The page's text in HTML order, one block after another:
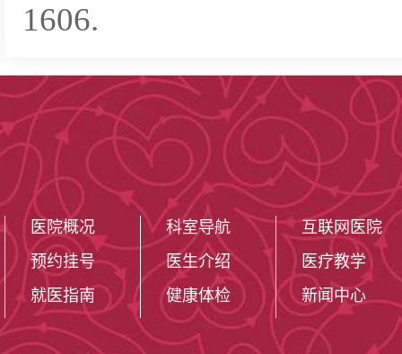
1606.
医院概况
预约挂号
就医指南
科室导航
医生介绍
健康体检
互联网医院
医疗教学
新闻中心